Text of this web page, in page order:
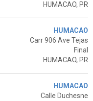
HUMACAO, PR
HUMACAO
Carr 906 Ave Tejas
Final
HUMACAO, PR
HUMACAO
Calle Duchesne